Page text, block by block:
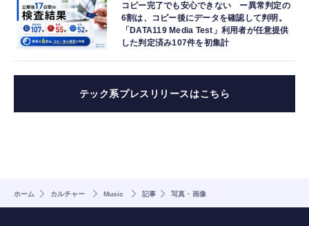
コピー完了でも安心できない ー異常判定の
6割は、コピー後にデータを確認して判明。
「DATA119 Media Test」利用者が任意提供
した判定済み107件を初集計
テック系プレスリリースはこちら
ホーム カルチャー Music 記事 写真・画像